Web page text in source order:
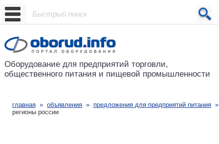
Проект основан в 2001 году
Оборудование для предприятий торговли,
общественного питания и пищевой промышленности
главная » объявления » предложения для предприятий питания
регионы россии